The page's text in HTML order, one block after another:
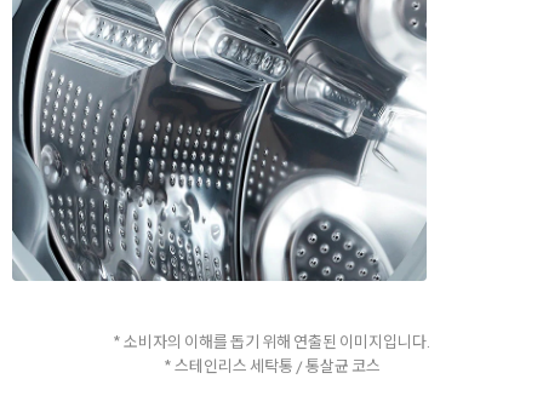
* 소비자의 이해를 돕기 위해 연출된 이미지입니다.
* 스테인리스 세탁통 / 통살균 코스